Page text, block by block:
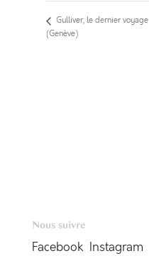
Gulliver, le dernier voyage
(Genève)
Nous suivre
Facebook Instagram